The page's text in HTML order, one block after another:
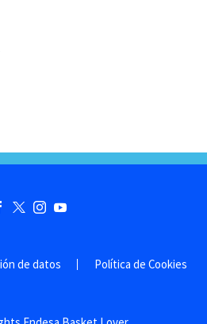
de datos Política de Cookies